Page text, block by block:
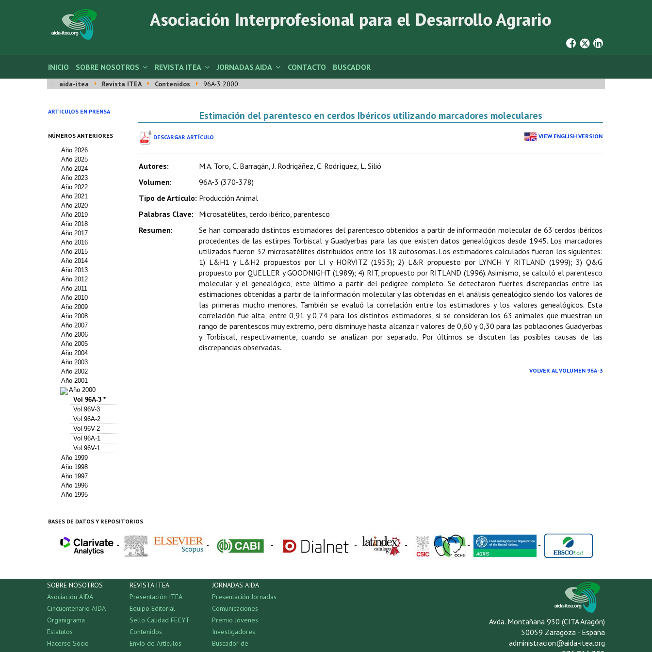
INICIO SOBRE NOSOTROS REVISTA ITEA JORNADAS AIDA CONTACTO BUSCADOR
aida-itea Revista ITEA Contenidos 96A-3 2000
ARTÍCULOS EN PRENSA
NÚMEROS ANTERIORES
Año 2026
Año 2025
Año 2024
Año 2023
Año 2022
Año 2021
Año 2020
Año 2019
Año 2018
Año 2017
Año 2016
Año 2015
Año 2014
Año 2013
Año 2012
Año 2011
Año 2010
Año 2009
Año 2008
Año 2007
Año 2006
Año 2005
Año 2004
Año 2003
Año 2002
Año 2001
Año 2000
Vol 96A-3 *
Vol 96V-3
Vol 96A-2
Vol 96V-2
Vol 96A-1
Vol 96V-1
Año 1999
Año 1998
Año 1997
Año 1996
Año 1995
Estimación del parentesco en cerdos Ibéricos utilizando marcadores moleculares
DESCARGAR ARTÍCULO VIEW ENGLISH VERSION
Autores:
M.A. Toro, C. Barragán, J. Rodrigáñez, C. Rodríguez, L. Silió
Volumen:
96A-3 (370-378)
Tipo de Artículo: Producción Animal
Palabras Clave:
Microsatélites, cerdo ibérico, parentesco
Resumen:
Se han comparado distintos estimadores del parentesco obtenidos a partir de información molecular de 63 cerdos ibéricos
procedentes de las estirpes Torbiscal y Guadyerbas para las que existen datos genealógicos desde 1945. Los marcadores
utilizados fueron 32 microsatélites distribuidos entre los 18 autosomas. Los estimadores calculados fueron los siguientes:
1) L&H1 y L&H2 propuestos por LI y HORVITZ (1953); 2) L&R propuesto por LYNCH Y RITLAND (1999); 3) Q&G
propuesto por QUELLER y GOODNIGHT (1989); 4) RIT, propuesto por RITLAND (1996). Asimismo, se calculó el parentesco
molecular y el genealógico, este último a partir del pedigree completo. Se detectaron fuertes discrepancias entre las
estimaciones obtenidas a partir de la información molecular y las obtenidas en el análisis genealógico siendo los valores de
las primeras mucho menores. También se evaluó la correlación entre los estimadores y los valores genealógicos. Esta
correlación fue alta, entre 0,91 y 0,74 para los distintos estimadores, si se consideran los 63 animales que muestran un
rango de parentescos muy extremo, pero disminuye hasta alcanza r valores de 0,60 y 0,30 para las poblaciones Guadyerbas
y Torbiscal, respectivamente, cuando se analizan por separado. Por últimos se discuten las posibles causas de las
discrepancias observadas.
VOLVER AL VOLUMEN 96A-3
BASES DE DATOS Y REPOSITORIOS
- - - - - - -
SOBRE NOSOTROS
Asociación AIDA
Cincuentenario AIDA
Organigrama
Estatutos
Hacerse Socio
REVISTA ITEA
Presentación ITEA
Equipo Editorial
Sello Calidad FECYT
Contenidos
Envío de Artículos
JORNADAS AIDA
Presentación Jornadas
Comunicaciones
Premio Jóvenes
Investigadores
Buscador de
Avda. Montañana 930 (CITA Aragón)
50059 Zaragoza - España
administracion@aida-itea.org